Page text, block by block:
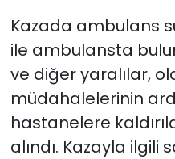
Kazada ambulans
ile ambulansta
ve diğer yaralılar,
müdahalelerinin
hastanelere
alındı. Kazayla ilgili